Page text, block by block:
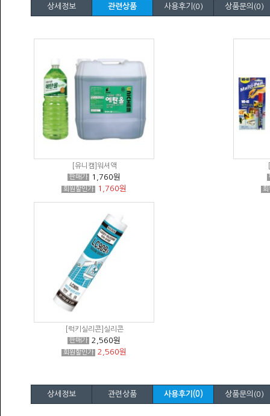
상세정보 관련상품 사용후기(0) 상품문의(0)
[유니캠]워셔액
판매가 1,760원
회원할인가 1,760원
회
[럭키실리콘]실리콘
판매가 2,560원
회원할인가 2,560원
상세정보 관련상품 사용후기(0) 상품문의(0)